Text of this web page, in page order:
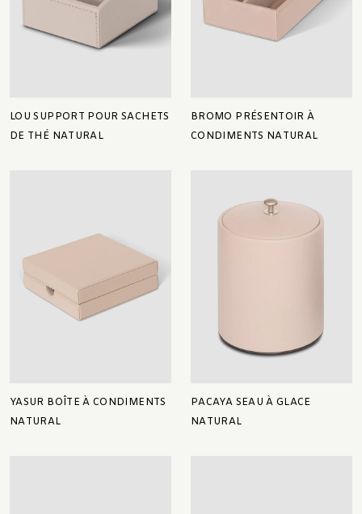
LOU SUPPORT POUR SACHETS
DE THÉ NATURAL
BROMO PRÉSENTOIR À
CONDIMENTS NATURAL
YASUR BOÎTE À CONDIMENTS
NATURAL
PACAYA SEAU À GLACE
NATURAL